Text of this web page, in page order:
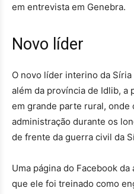
em entrevista em Genebra.
Novo líder
O novo líder interino da
além da província de Idlib, a
em grande parte rural, onde
administração durante os
de frente da guerra civil da
Uma página do Facebook
que ele foi treinado como